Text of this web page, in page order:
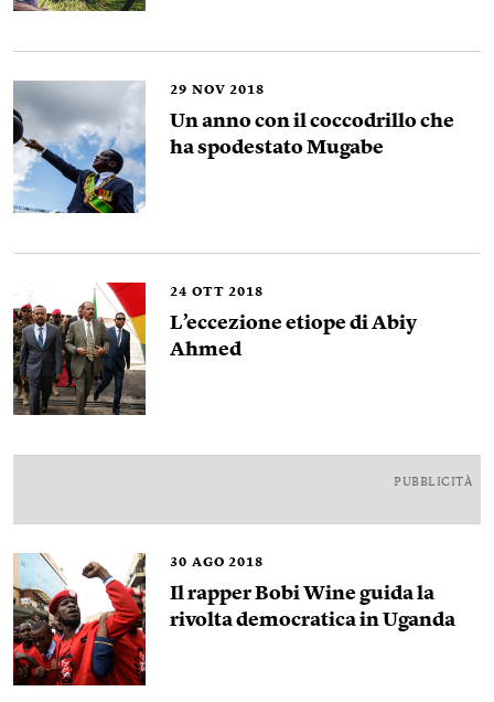
29 NOV 2018
Un anno con il coccodrillo che
ha spodestato Mugabe
24 OTT 2018
L’eccezione etiope di Abiy
Ahmed
PUBBLICITÀ
30 AGO 2018
Il rapper Bobi Wine guida la
rivolta democratica in Uganda